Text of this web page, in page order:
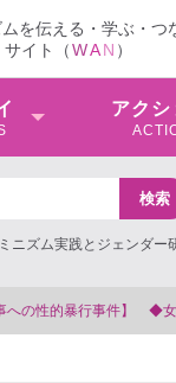
を伝える・学ぶ・つ
サイト（WAN ）
アクシ
ズム実践とジェンダー
支援する会事務局